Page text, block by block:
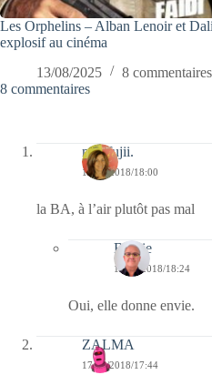
Les Orphelins – Alban Lenoir et
explosif au cinéma
13/08/2025
8 commentaires
8 commentaires
missfujii.
17/06/2018/18:00
la BA, à l’air plutôt pas mal
Bernie
18/06/2018/18:24
Oui, elle donne envie.
ZALMA
17/06/2018/17:44